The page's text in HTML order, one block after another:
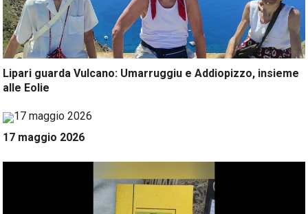
Lipari guarda Vulcano: Umarruggiu e Addiopizzo, insieme
alle Eolie
17 maggio 2026